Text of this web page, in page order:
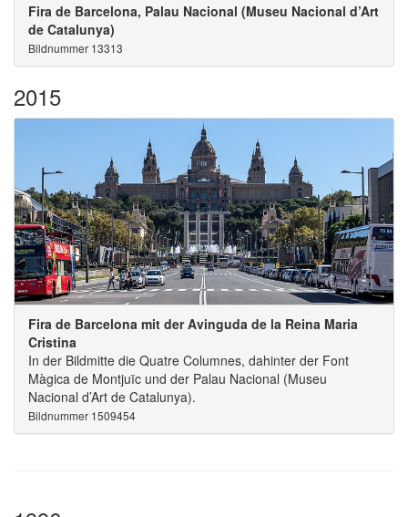
Fira de Barcelona, Palau Nacional (Museu Nacional d’Art
de Catalunya)
Bildnummer 13313
2015
Fira de Barcelona mit der Avinguda de la Reina Maria
Cristina
In der Bildmitte die Quatre Columnes, dahinter der Font
Màgica de Montjuïc und der Palau Nacional (Museu
Nacional d’Art de Catalunya).
Bildnummer 1509454